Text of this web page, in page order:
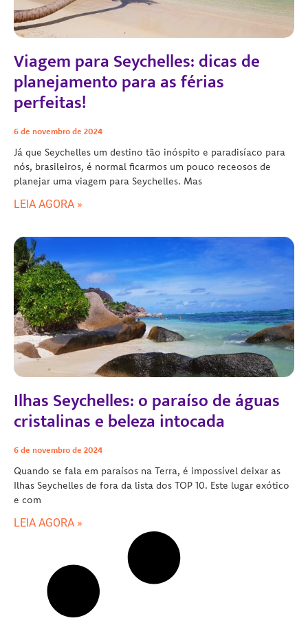
Viagem para Seychelles: dicas de
planejamento para as férias
perfeitas!
6 de novembro de 2024
Já que Seychelles um destino tão inóspito e paradisíaco para
nós, brasileiros, é normal ficarmos um pouco receosos de
planejar uma viagem para Seychelles. Mas
LEIA AGORA »
Ilhas Seychelles: o paraíso de águas
cristalinas e beleza intocada
6 de novembro de 2024
Quando se fala em paraísos na Terra, é impossível deixar as
Ilhas Seychelles de fora da lista dos TOP 10. Este lugar exótico
e com
LEIA AGORA »